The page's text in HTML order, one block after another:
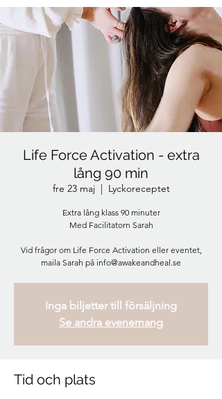
Life Force Activation - extra
lång 90 min
fre 23 maj
  |
Lyckoreceptet
Extra lång klass 90 minuter
Med Facilitatorn Sarah
Vid frågor om Life Force Activation eller eventet,
maila Sarah på info@awakeandheal.se
Inga biljetter till försäljning
Se andra evenemang
Tid och plats